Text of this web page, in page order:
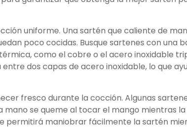
uniforme. Una sartén que caliente de
poco cocidas. Busque sartenes con una
como el cobre o el acero inoxidable
dos capas de acero inoxidable, lo que
fresco durante la cocción. Algunas
se queme al tocar el mango mientras
permitirá maniobrar fácilmente la sartén